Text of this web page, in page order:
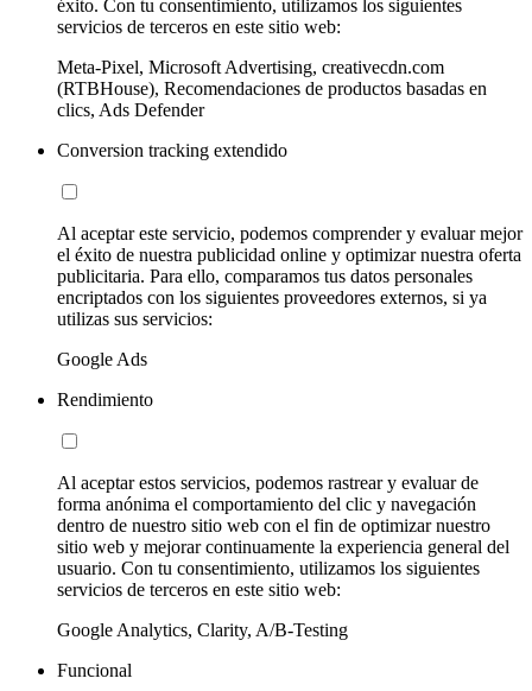
éxito. Con tu consentimiento, utilizamos los siguientes
servicios de terceros en este sitio web:
Meta-Pixel, Microsoft Advertising, creativecdn.com
(RTBHouse), Recomendaciones de productos basadas en
clics, Ads Defender
Conversion tracking extendido
Al aceptar este servicio, podemos comprender y evaluar mejor
el éxito de nuestra publicidad online y optimizar nuestra oferta
publicitaria. Para ello, comparamos tus datos personales
encriptados con los siguientes proveedores externos, si ya
utilizas sus servicios:
Google Ads
Rendimiento
Al aceptar estos servicios, podemos rastrear y evaluar de
forma anónima el comportamiento del clic y navegación
dentro de nuestro sitio web con el fin de optimizar nuestro
sitio web y mejorar continuamente la experiencia general del
usuario. Con tu consentimiento, utilizamos los siguientes
servicios de terceros en este sitio web:
Google Analytics, Clarity, A/B-Testing
Funcional